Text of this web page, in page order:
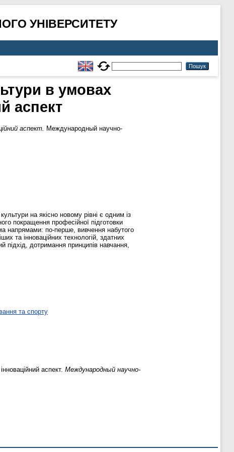
УНІВЕРСИТЕТУ
в умовах
аспект
аспект. Международный научно-
на якісно новому рівні є одним із
покращення професійної підготовки
напрямами: по-перше, вивчення набутого
та інноваційних технологій, здатних
підхід, дотримання принципів навчання,
та спорту
аспект. Международный научно-